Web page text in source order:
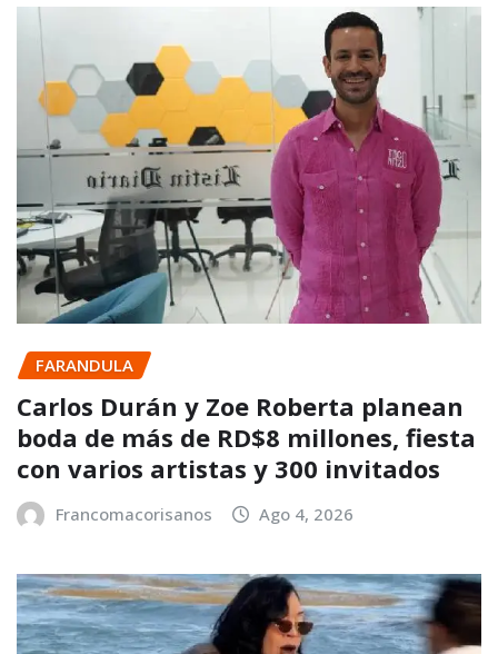
FARANDULA
Carlos Durán y Zoe Roberta planean
boda de más de RD$8 millones, fiesta
con varios artistas y 300 invitados
Francomacorisanos Ago 4, 2026